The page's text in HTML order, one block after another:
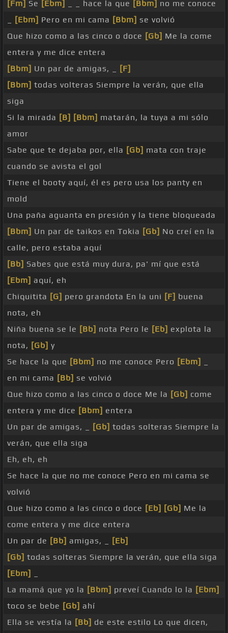
[Fm] Se [Ebm] _ _ hace la que [Bbm] no me conoce
[Ebm] Pero en mi cama [Bbm] se volvió
Que hizo como a las cinco o doce [Gb] Me la come
entera y me dice entera
[Bbm] Un par de amigas, _
[F]
[Bbm] todas volteras Siempre la verán, que ella
siga
Si la mirada [B] [Bbm] matarán, la tuya a mi sólo
amor
Sabe que te dejaba por, ella [Gb] mata con traje
cuando se avista el gol
Tiene el booty aquí, él es pero usa los panty en
mold
Una paña aguanta en presión y la tiene bloqueada
[Bbm] Un par de taikos en Tokia [Gb] No creí en la
calle, pero estaba aquí
[Bb] Sabes que está muy dura, pa' mí que está
[Ebm] aquí, eh
Chiquitita [G] pero grandota En la uni [F] buena
nota, eh
Niña buena se le [Bb] nota Pero le [Eb] explota la
nota, [Gb] y
Se hace la que [Bbm] no me conoce Pero [Ebm]
en mi cama [Bb] se volvió
Que hizo como a las cinco o doce Me la [Gb] come
entera y me dice [Bbm] entera
Un par de amigas, _
[Gb] todas solteras Siempre la
verán, que ella siga
Eh, eh, eh
Se hace la que no me conoce Pero en mi cama se
volvió
Que hizo como a las cinco o doce [Eb] [Gb] Me la
come entera y me dice entera
Un par de [Bb] amigas, _
[Eb]
[Gb] todas solteras Siempre la verán, que ella siga
[Ebm]
La mamá que yo la [Bbm] preveí Cuando lo la [Ebm]
toco se bebe [Gb] ahí
Ella se vestía la [Bb] de este estilo Lo que dicen,